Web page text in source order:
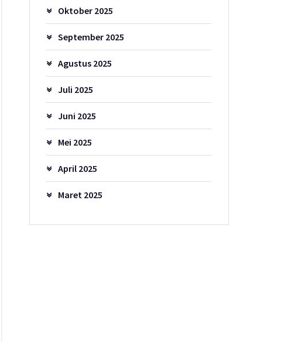
Oktober 2025
September 2025
Agustus 2025
Juli 2025
Juni 2025
Mei 2025
April 2025
Maret 2025